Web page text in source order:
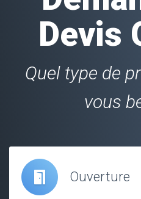
Devis
Quel type de
vous
Ouverture